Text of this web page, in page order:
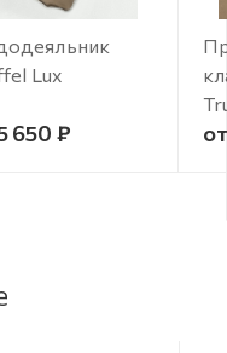
Lux
650 ₽